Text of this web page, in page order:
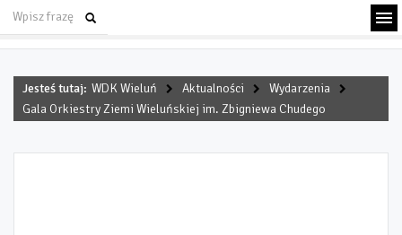
Jesteś tutaj: WDK Wieluń Aktualności
Wydarzenia
Gala Orkiestry Ziemi Wieluńskiej im. Zbigniewa Chudego